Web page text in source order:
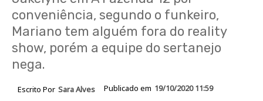
conveniência, segundo o funkeiro,
Mariano tem alguém fora do reality
show, porém a equipe do sertanejo
nega.
Escrito Por Sara Alves Publicado em 19/10/2020 11:59